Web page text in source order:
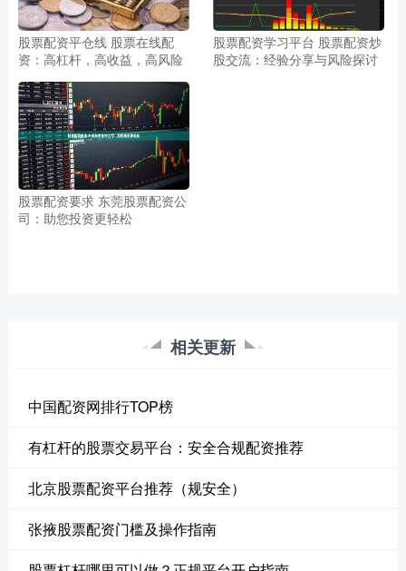
股票配资平仓线 股票在线配
资：高杠杆，高收益，高风险
股票配资学习平台 股票配资炒
股交流：经验分享与风险探讨
股票配资要求 东莞股票配资公
司：助您投资更轻松
相关更新
中国配资网排行TOP榜
有杠杆的股票交易平台：安全合规配资推荐
北京股票配资平台推荐（规安全）
张掖股票配资门槛及操作指南